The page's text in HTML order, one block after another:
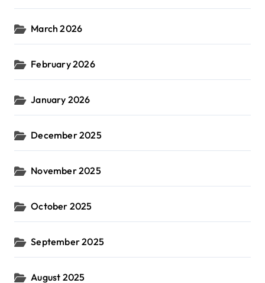
March 2026
February 2026
January 2026
December 2025
November 2025
October 2025
September 2025
August 2025